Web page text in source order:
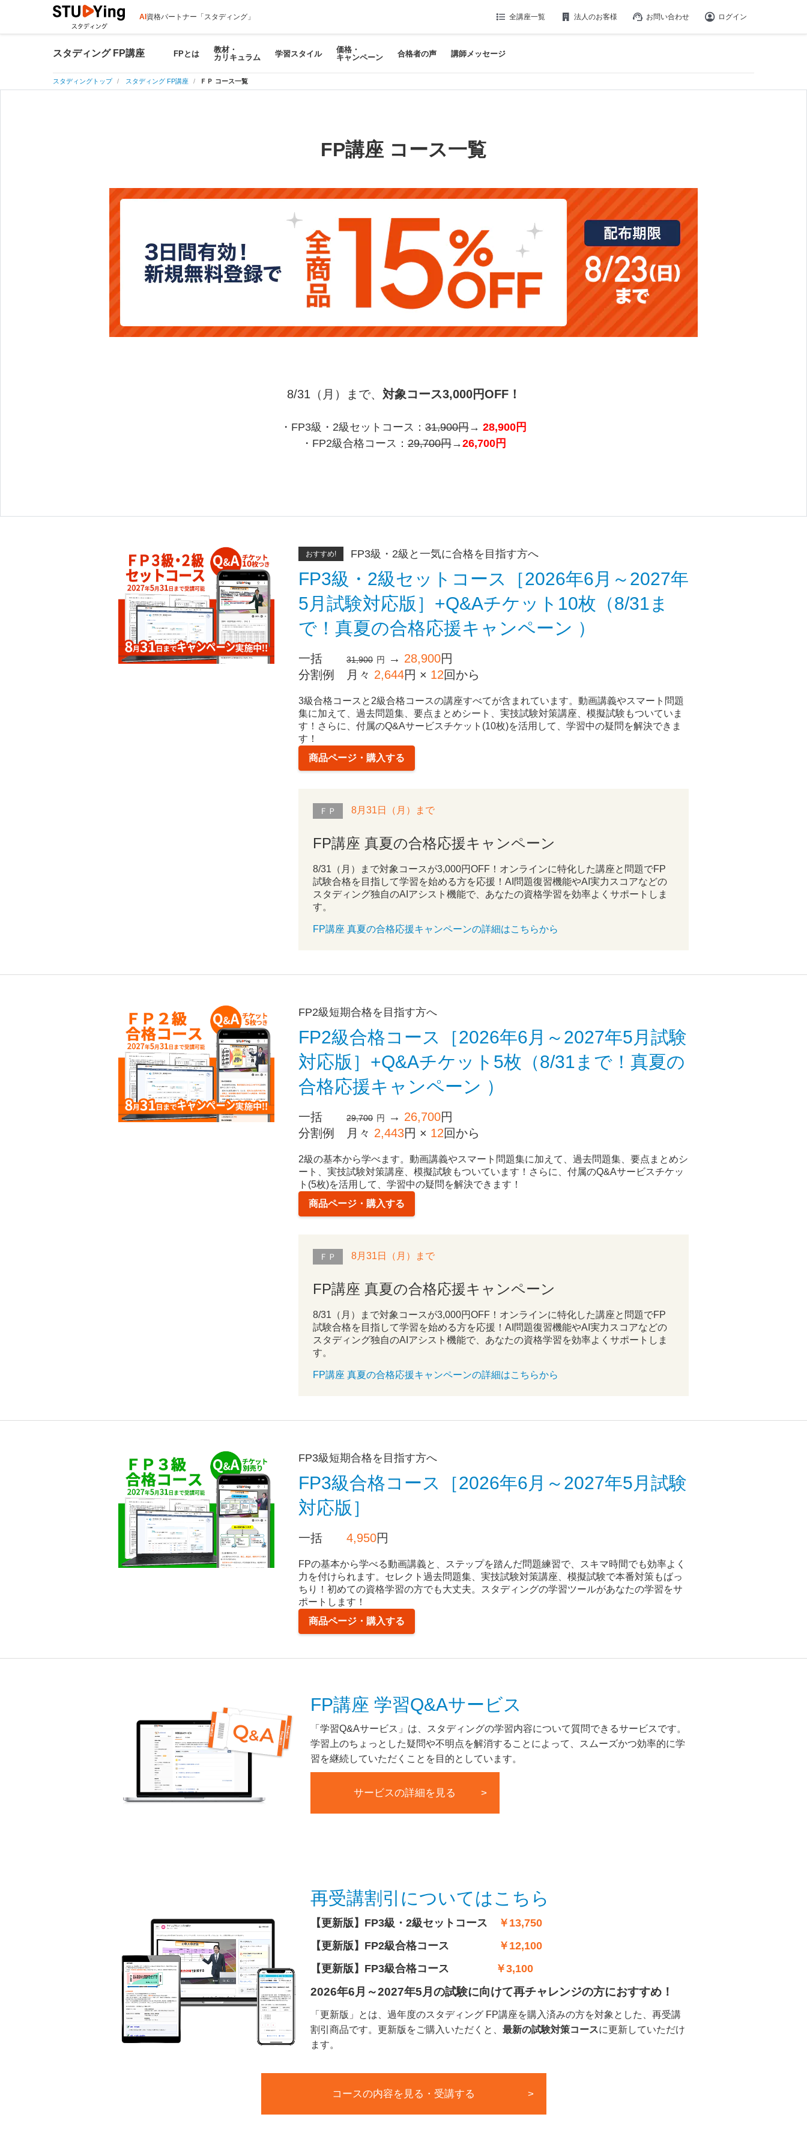
AI 資格パートナー「スタディング」 全講座一覧 法人のお客様 お問い合わせ ログイン
スタディング FP講座 FPとは
教材・
カリキュラム
学習スタイル
価格・
キャンペーン
合格者の声 講師メッセージ
スタディングトップ スタディング FP講座 ＦＰ コース一覧
FP講座 コース一覧
8/31（月）まで、 対象コース3,000円OFF！
・FP3級・2級セットコース： 31,900円→ 28,900円
・FP2級合格コース：29,700円→26,700円
おすすめ! FP3級・2級と一気に合格を目指す方へ
FP3級・2級セットコース［2026年6月～2027年
5月試験対応版］+Q&Aチケット10枚（8/31ま
で！真夏の合格応援キャンペーン ）
一括 31,900 円 → 28,900円
分割例
月々 2,644円 × 12回から
3級合格コースと2級合格コースの講座すべてが含まれています。動画講義やスマート問題
集に加えて、過去問題集、要点まとめシート、実技試験対策講座、模擬試験もついていま
す！さらに、付属のQ&Aサービスチケット(10枚)を活用して、学習中の疑問を解決できま
す！
商品ページ・購入する
ＦＰ 8月31日（月）まで
FP講座 真夏の合格応援キャンペーン
8/31（月）まで対象コースが3,000円OFF！オンラインに特化した講座と問題でFP
試験合格を目指して学習を始める方を応援！AI問題復習機能やAI実力スコアなどの
スタディング独自のAIアシスト機能で、あなたの資格学習を効率よくサポートしま
す。
FP講座 真夏の合格応援キャンペーンの詳細はこちらから
FP2級短期合格を目指す方へ
FP2級合格コース［2026年6月～2027年5月試験
対応版］+Q&Aチケット5枚（8/31まで！真夏の
合格応援キャンペーン ）
一括 29,700 円 → 26,700円
分割例
月々 2,443円 × 12回から
2級の基本から学べます。動画講義やスマート問題集に加えて、過去問題集、要点まとめシ
ート、実技試験対策講座、模擬試験もついています！さらに、付属のQ&Aサービスチケッ
ト(5枚)を活用して、学習中の疑問を解決できます！
商品ページ・購入する
ＦＰ 8月31日（月）まで
FP講座 真夏の合格応援キャンペーン
8/31（月）まで対象コースが3,000円OFF！オンラインに特化した講座と問題でFP
試験合格を目指して学習を始める方を応援！AI問題復習機能やAI実力スコアなどの
スタディング独自のAIアシスト機能で、あなたの資格学習を効率よくサポートしま
す。
FP講座 真夏の合格応援キャンペーンの詳細はこちらから
FP3級短期合格を目指す方へ
FP3級合格コース［2026年6月～2027年5月試験
対応版］
一括 4,950円
FPの基本から学べる動画講義と、ステップを踏んだ問題練習で、スキマ時間でも効率よく
力を付けられます。セレクト過去問題集、実技試験対策講座、模擬試験で本番対策もばっ
ちり！初めての資格学習の方でも大丈夫。スタディングの学習ツールがあなたの学習をサ
ポートします！
商品ページ・購入する
FP講座 学習Q&Aサービス
「学習Q&Aサービス」は、スタディングの学習内容について質問できるサービスです。
学習上のちょっとした疑問や不明点を解消することによって、
スムーズかつ効率的に学
習を継続していただくことを目的としています。
サービスの詳細を見る
再受講割引についてはこちら
【更新版】FP3級・2級セットコース
￥13,750
【更新版】FP2級合格コース
￥12,100
【更新版】FP3級合格コース
￥3,100
2026年6月～2027年5月の試験に向けて再チャレンジの方におすすめ！
「更新版」とは、 過年度のスタディング FP講座を購入済みの方を対象とした、 再受講
割引商品です。更新版をご購入いただくと、 最新の試験対策コースに更新していただけ
ます。
コースの内容を見る・受講する